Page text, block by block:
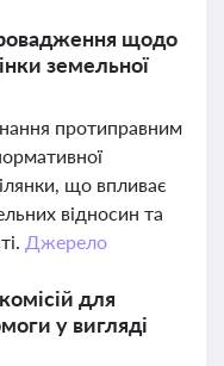
щодо
земельної
протиправним
що впливає
відносин та
Джерело
для
у вигляді